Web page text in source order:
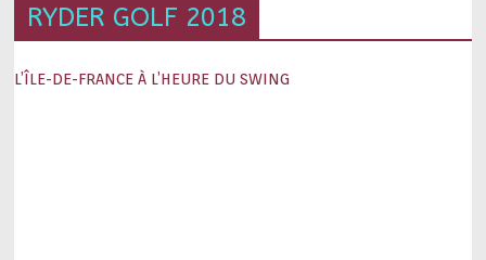
RYDER GOLF 2018
L’ÎLE-DE-FRANCE À L’HEURE DU SWING